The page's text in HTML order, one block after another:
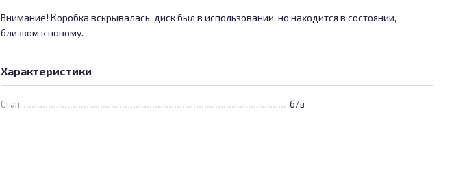
Внимание! Коробка вскрывалась, диск был в использовании, но находится в состоянии,
близком к новому.
Характеристики
Стан б/в